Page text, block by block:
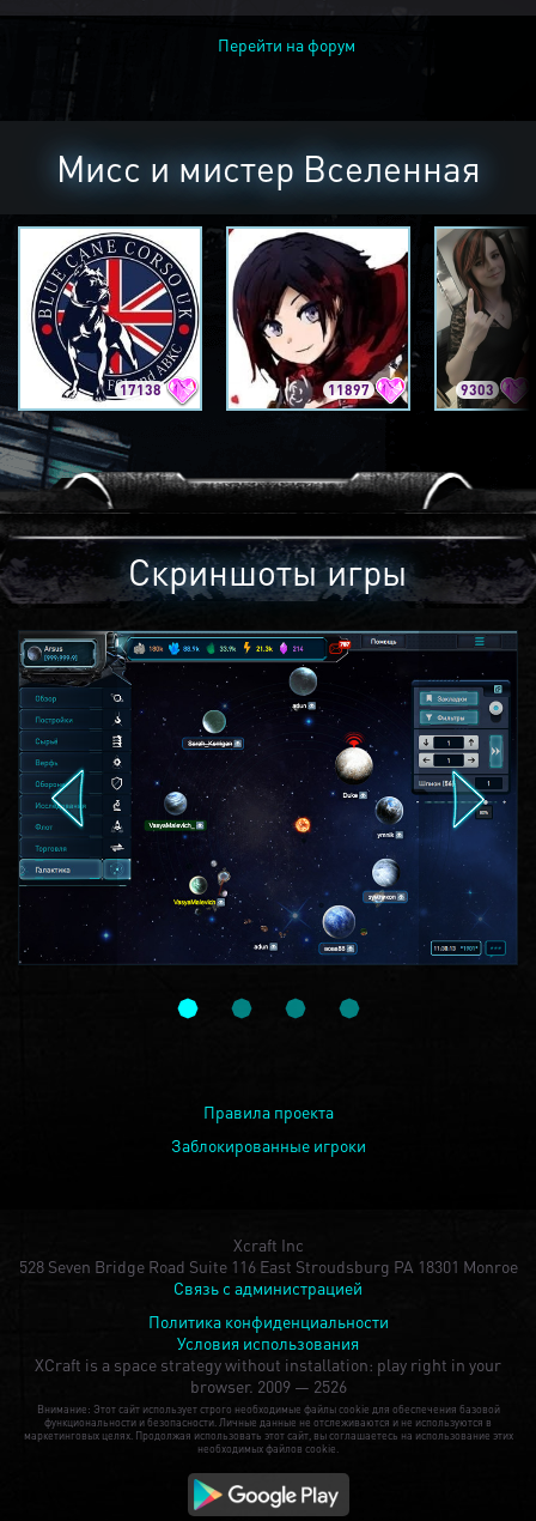
Перейти на форум
Мисс и мистер Вселенная
17138 11897 9303
Скриншоты игры
Правила проекта
Заблокированные игроки
Xcraft Inc
528 Seven Bridge Road Suite 116 East Stroudsburg PA 18301 Monroe
Связь с администрацией
Политика конфиденциальности
Условия использования
XCraft is a space strategy without installation: play right in your
browser. 2009 — 2526
Внимание: Этот сайт использует строго необходимые файлы cookie для обеспечения базовой
функциональности и безопасности. Личные данные не отслеживаются и не используются в
маркетинговых целях. Продолжая использовать этот сайт, вы соглашаетесь на использование этих
необходимых файлов cookie.